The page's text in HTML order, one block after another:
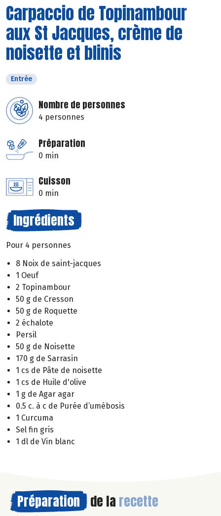
Carpaccio de Topinambour
aux St Jacques, crème de
noisette et blinis
Entrée
Nombre de personnes
4 personnes
Préparation
0 min
Cuisson
0 min
Ingrédients
Pour 4 personnes
8 Noix de saint-jacques
1 Oeuf
2 Topinambour
50 g de Cresson
50 g de Roquette
2 échalote
Persil
50 g de Noisette
170 g de Sarrasin
1 cs de Pâte de noisette
1 cs de Huile d'olive
1 g de Agar agar
0.5 c. à c de Purée d’umébosis
1 Curcuma
Sel fin gris
1 dl de Vin blanc
Préparation de la recette